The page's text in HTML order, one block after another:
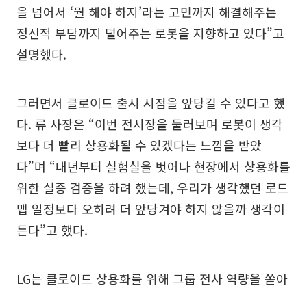
을 넘어서 ‘뭘 해야 하지’라는 고민까지 해결해주는
정신적 부담까지 덜어주는 로봇을 지향하고 있다”고
설명했다.
그러면서 클로이드 출시 시점을 앞당길 수 있다고 했
다. 류 사장은 “이번 전시장을 둘러보며 로봇이 생각
보다 더 빨리 상용화될 수 있겠다는 느낌을 받았
다”며 “내년부터 실험실을 벗어나 현장에서 상용화를
위한 실증 검증을 하려 했는데, 우리가 생각했던 로드
맵 일정보다 오히려 더 앞당겨야 하지 않을까 생각이
든다”고 했다.
LG는 클로이드 상용화를 위해 그룹 전사 역량을 쏟아